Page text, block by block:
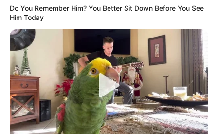
Do You Remember Him? You Better Sit Down Before You See
Him Today